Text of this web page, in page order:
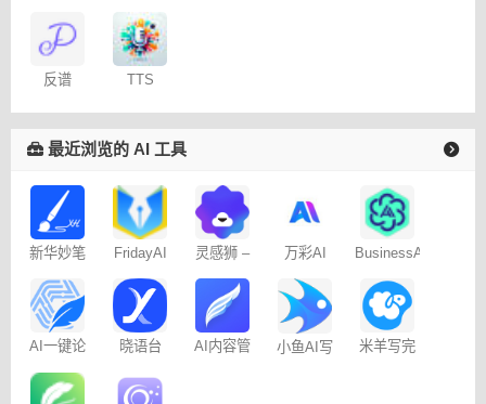
– 免费
反谱
TTS
最近浏览的 AI 工具
新华妙笔
FridayAI
灵感狮 –
作
万彩AI BusinessAI
AI一键论
AIPaperPass
晓语台
AI内容管
小鱼AI写
米羊写完